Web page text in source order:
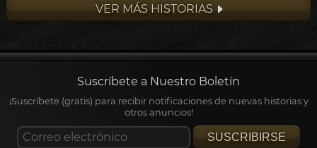
VER MÁS HISTORIAS
Suscríbete a Nuestro Boletín
¡Suscríbete (gratis) para recibir notificaciones de nuevas historias y
otros anuncios!
SUSCRIBIRSE